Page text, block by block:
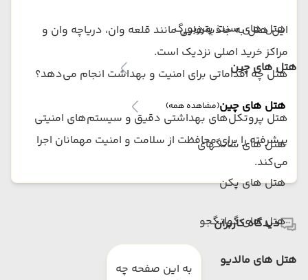
هتل های سنت پترزبورگ
هتل های چین
هتل های چین(مشاهده همه)
هتل های شانگهای
هتل های پکن
هتل های گوانگجو
هتل های مالدیو
این هتل به جاذبه‌هایی مانند قلعه وان، دریاچه وان و
مراکز خرید اصلی نزدیک است.
هتل چه اقداماتی برای امنیت و بهداشت انجام می‌دهد؟
هتل پروتکل‌های بهداشتی دقیق و سیستم‌های امنیتی
پیشرفته را برای محافظت از سلامت و امنیت مهمانان اجرا
می‌کند.
دیدگاه کاربران
به این صفحه چه